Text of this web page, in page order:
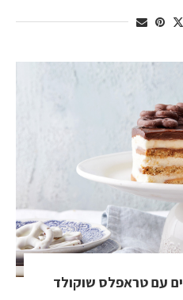
עם טראפלס שוקולד